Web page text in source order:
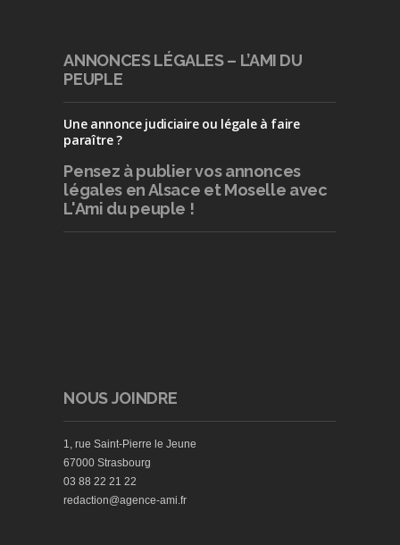
ANNONCES LÉGALES – L’AMI DU
PEUPLE
Une annonce judiciaire ou légale à faire
paraître ?
Pensez à publiervos annonces
légales en Alsace et Moselle avec
L'Ami du peuple !
NOUS JOINDRE
1, rue Saint-Pierre le Jeune
67000 Strasbourg
03 88 22 21 22
redaction@agence-ami.fr